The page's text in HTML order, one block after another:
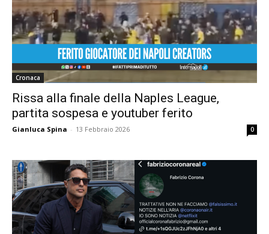
Cronaca
Rissa alla finale della Naples League,
partita sospesa e youtuber ferito
Gianluca Spina - 13 Febbraio 2026 0